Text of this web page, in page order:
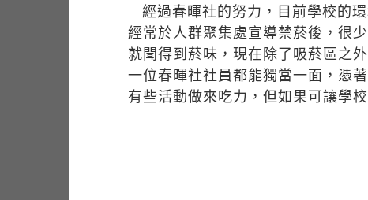
經過春暉社的努力，目前學校的
經常於人群聚集處宣導禁菸後，很
就聞得到菸味，現在除了吸菸區之
一位春暉社社員都能獨當一面，憑
有些活動做來吃力，但如果可讓學